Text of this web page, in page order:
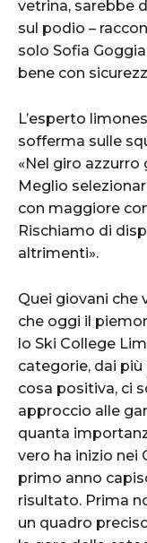
vetrina, sarebbe
sul podio –
solo Sofia
bene con
L’esperto
sofferma sulle
«Nel giro
Meglio
con maggiore
Rischiamo di
altrimenti».
Quei giovani che
che oggi il
lo Ski College
categorie, dai più
cosa positiva, ci
approccio alle
quanta
vero ha inizio nei
primo anno
risultato. Prima
un quadro